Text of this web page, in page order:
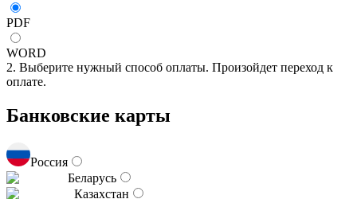
PDF
WORD
2. Выберите нужный способ оплаты. Произойдет переход к
оплате.
Банковские карты
Россия
Беларусь
Казахстан